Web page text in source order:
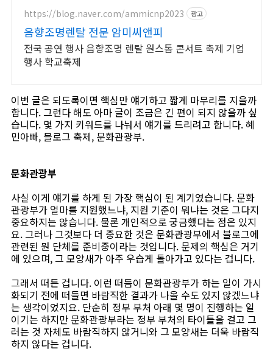
https://blog.naver.com/ammicnp2023 광고
음향조명렌탈 전문 암미씨앤피
전국 공연 행사 음향조명 렌탈 원스톱 콘서트 축제 기업
행사 학교축제
이번 글은 되도록이면 핵심만 얘기하고 짧게 마무리를 지을까
합니다. 그런다 해도 아마 글이 조금은 긴 편이 되지 않을까 싶
습니다. 몇 가지 키워드를 나눠서 얘기를 드리려고 합니다. 혜
민아빠, 블로그 축제, 문화관광부.
문화관광부
사실 이게 얘기를 하게 된 가장 핵심이 된 계기였습니다. 문화
관광부가 얼마를 지원했느냐, 지원 기준이 뭐냐는 것은 그다지
중요하지는 않습니다. 물론 개인적으로 궁금했다는 점은 있지
요. 그러나 그것보다 더 중요한 것은 문화관광부에서 블로그에
관련된 뭔 단체를 준비중이라는 것입니다. 문제의 핵심은 거기
에 있으며, 그 모양새가 아주 우습게 돌아가고 있다는 겁니다.
그래서 떠든 겁니다. 이런 떠듬이 문화관광부가 하는 일이 가시
화되기 전에 떠들면 바람직한 결과가 나올 수도 있지 않겠느냐
는 생각이었지요. 단순히 정부 부처 아래 몇 명이 진행하는 일
이기는 하지만 문화관광부라는 정부 부처의 타이틀을 걸고 그
러는 것 자체도 바람직하지 않거니와 그 모양새는 더욱 바람직
하지 않다는 겁니다.